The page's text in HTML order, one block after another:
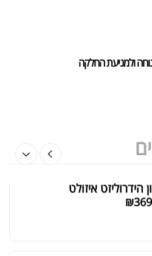
נוחה ולמניעת החלקה
איזולט
₪